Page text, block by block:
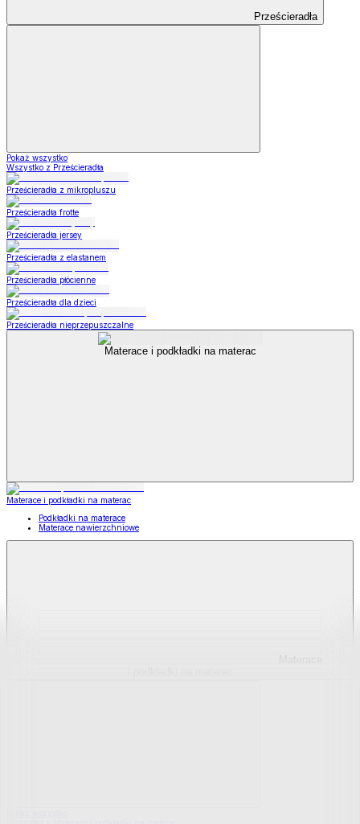
Prześcieradła
Pokaż wszystko
Wszystko z Prześcieradła
Prześcieradła z mikropluszu
Prześcieradła frotte
Prześcieradła jersey
Prześcieradła z elastanem
Prześcieradła płócienne
Prześcieradła dla dzieci
Prześcieradła nieprzepuszczalne
Materace i podkładki na materac
Materace i podkładki na materac
Podkładki na materace
Materace nawierzchniowe